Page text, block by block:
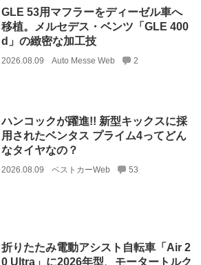
GLE 53用マフラーをディーゼル車へ
移植。メルセデス・ベンツ「GLE 400
d」の緻密な加工技
2026.08.09 Auto Messe Web 2
ハンコックが躍進!! 新型キックスに採
用されたベンタス プライム4ってどん
なタイヤなの？
2026.08.09 ベストカーWeb 53
折りたたみ電動アシスト自転車「Air 2
0 Ultra」に2026年型、モータートルク